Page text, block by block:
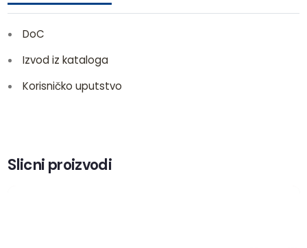
DoC
Izvod iz kataloga
Korisničko uputstvo
Slicni proizvodi